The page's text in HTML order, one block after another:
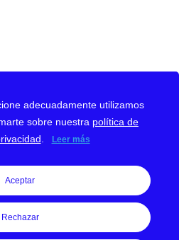
y Google
y
adecuadamente utilizamos
sobre nuestra política de
Leer más
Aceptar
Rechazar